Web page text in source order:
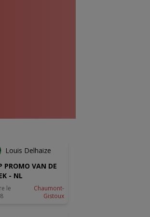
Louis Delhaize
PROMO VAN DE
- NL
le
Chaumont-
Gistoux